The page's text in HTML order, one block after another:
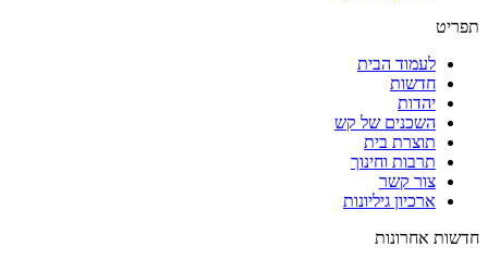
תפריט
לעמוד הבית
חדשות
יהדות
השכנים של קש
תוצרת בית
תרבות וחינוך
צור קשר
ארכיון גיליונות
חדשות אחרונות